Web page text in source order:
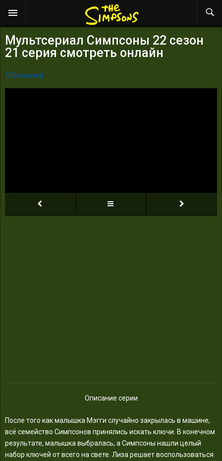
Мультсериал Симпсоны 22 сезон
21 серия смотреть онлайн
500 ключей
Описание серии
После того как малышка Мэгги случайно закрылась в машине,
всё семейство Симпсонов принялись искать ключи. В конечном
результате, малышка выбралась, а Симпсоны нашли целый
набор ключей от всего на свете. Лиза решает воспользоваться